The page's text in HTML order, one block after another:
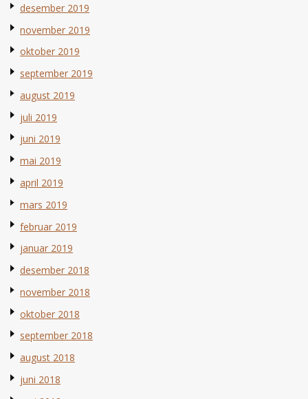
desember 2019
november 2019
oktober 2019
september 2019
august 2019
juli 2019
juni 2019
mai 2019
april 2019
mars 2019
februar 2019
januar 2019
desember 2018
november 2018
oktober 2018
september 2018
august 2018
juni 2018